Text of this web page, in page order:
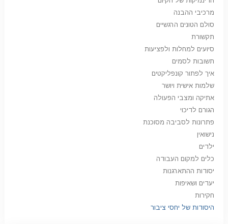
מרכיבי ההבנה
סולם הטונים הרגשיים
תקשורת
סיועים למחלות ולפציעות
תשובות לסמים
איך לפתור קונפליקטים
שלמות אישית ויושר
אתיקה ומצבי הפעולה
הגורם לדיכוי
פתרונות לסביבה מסוכנת
נישואין
ילדים
כלים למקום העבודה
יסודות ההתארגנות
יעדים ושאיפות
חקירות
היסודות של יחסי ציבור